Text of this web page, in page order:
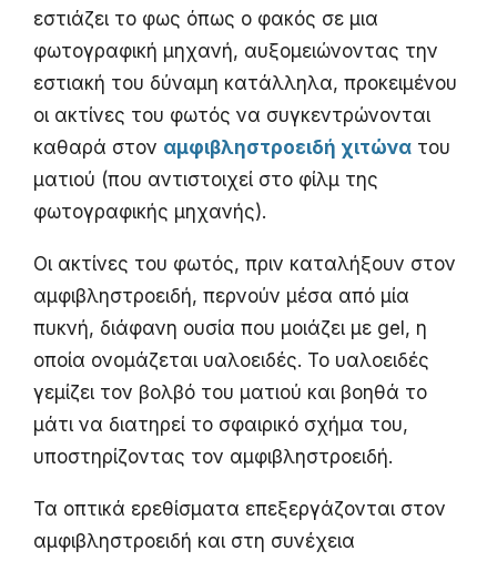
εστιάζει το φως όπως ο φακός σε μια
φωτογραφική μηχανή, αυξομειώνοντας την
εστιακή του δύναμη κατάλληλα, προκειμένου
οι ακτίνες του φωτός να συγκεντρώνονται
καθαρά στον αμφιβληστροειδή χιτώνα του
ματιού (που αντιστοιχεί στο φίλμ της
φωτογραφικής μηχανής).
Οι ακτίνες του φωτός, πριν καταλήξουν στον
αμφιβληστροειδή, περνούν μέσα από μία
πυκνή, διάφανη ουσία που μοιάζει με gel, η
οποία ονομάζεται υαλοειδές. Το υαλοειδές
γεμίζει τον βολβό του ματιού και βοηθά το
μάτι να διατηρεί το σφαιρικό σχήμα του,
υποστηρίζοντας τον αμφιβληστροειδή.
Τα οπτικά ερεθίσματα επεξεργάζονται στον
αμφιβληστροειδή και στη συνέχεια